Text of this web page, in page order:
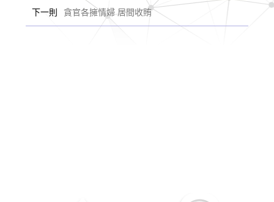
下一則 貪官各擁情婦 居間收賄